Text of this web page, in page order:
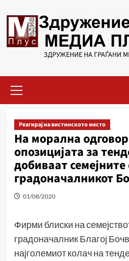
to
content
ЗДРУЖЕНИЕ НА ГРАЃАНИ
Menu
Реагирај на вистинското место
На морална
опозицијата за
добиваат
градоначалникот
01/08/2020
Фирми блиски на
градоначалник Благој
најголемиот колач на